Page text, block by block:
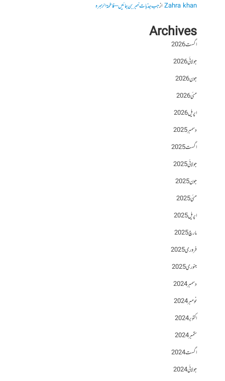
Zahra khanازجب جذبات خبر بن جائیں – فاطمۃالزہرہ
Archives
اگست 2026
جولائی 2026
جون 2026
مئی 2026
اپریل 2026
دسمبر 2025
اگست 2025
جولائی 2025
جون 2025
مئی 2025
اپریل 2025
مارچ 2025
فروری 2025
جنوری 2025
دسمبر 2024
نومبر 2024
اکتوبر 2024
ستمبر 2024
اگست 2024
جولائی 2024